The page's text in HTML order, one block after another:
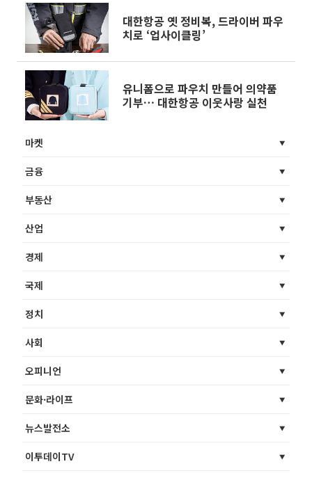
대한항공 옛 정비복, 드라이버 파우
치로 ‘업사이클링’
유니폼으로 파우치 만들어 의약품
기부… 대한항공 이웃사랑 실천
마켓
금융
부동산
산업
경제
국제
정치
사회
오피니언
문화·라이프
뉴스발전소
이투데이TV